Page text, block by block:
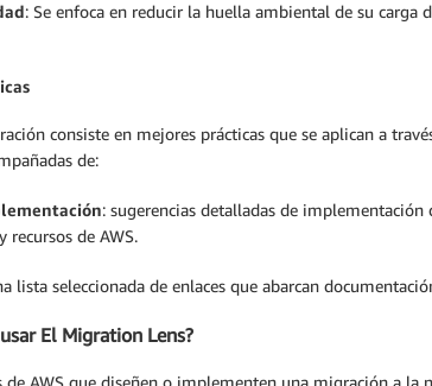
: Se enfoca en reducir la huella ambiental de su carga
consiste en mejores prácticas que se aplican a
de:
: sugerencias detalladas de implementación
recursos de AWS.
lista seleccionada de enlaces que abarcan
El Migration Lens?
de AWS que diseñen o implementen una migración a la